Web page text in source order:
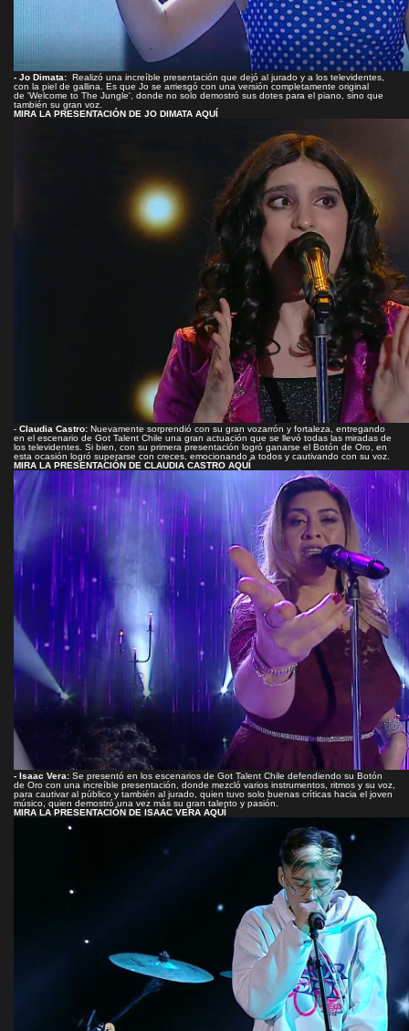
- Jo Dimata: Realizó una increíble presentación que dejó al jurado y a los televidentes,
con la piel de gallina. Es que Jo se arriesgó con una versión completamente original
de 'Welcome to The Jungle', donde no solo demostró sus dotes para el piano, sino que
también su gran voz.
MIRA LA PRESENTACIÓN DE JO DIMATA AQUÍ
- Claudia Castro: Nuevamente sorprendió con su gran vozarrón y fortaleza, entregando
en el escenario de Got Talent Chile una gran actuación que se llevó todas las miradas de
los televidentes. Si bien, con su primera presentación logró ganarse el Botón de Oro, en
esta ocasión logró superarse con creces, emocionando a todos y cautivando con su voz.
MIRA LA PRESENTACIÓN DE CLAUDIA CASTRO AQUÍ
- Isaac Vera: Se presentó en los escenarios de Got Talent Chile defendiendo su Botón
de Oro con una increíble presentación, donde mezcló varios instrumentos, ritmos y su voz,
para cautivar al público y también al jurado, quien tuvo solo buenas críticas hacia el joven
músico, quien demostró una vez más su gran talento y pasión.
MIRA LA PRESENTACIÓN DE ISAAC VERA AQUÍ